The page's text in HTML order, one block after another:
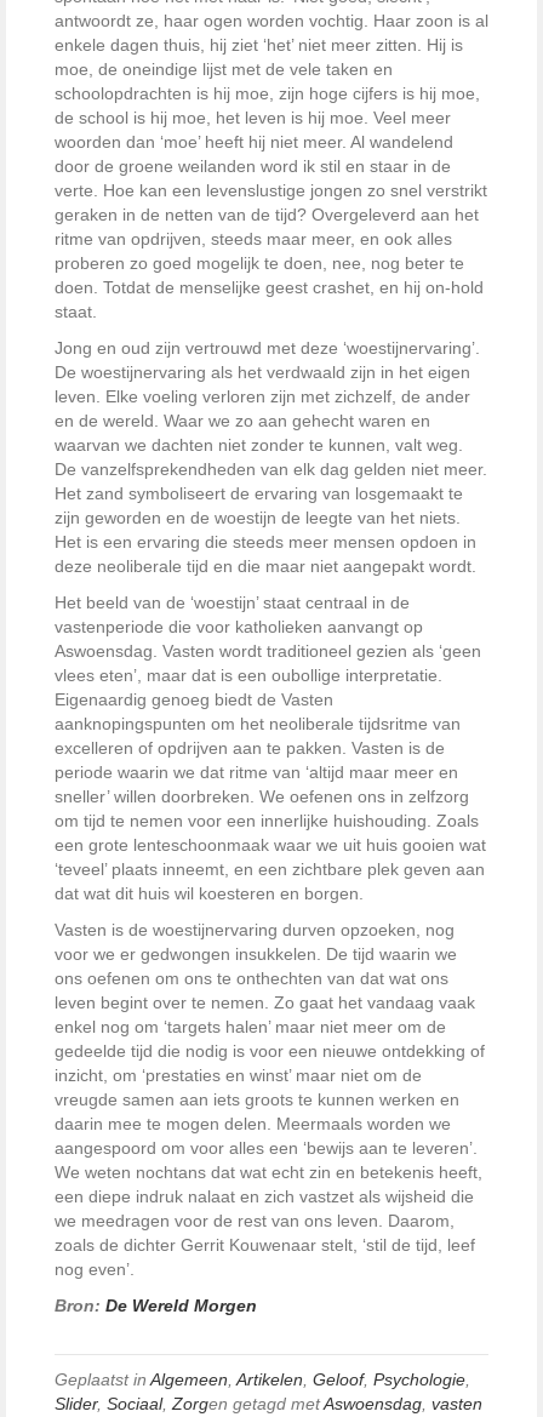
antwoordt ze, haar ogen worden vochtig. Haar zoon is al
enkele dagen thuis, hij ziet ‘het’ niet meer zitten. Hij is
moe, de oneindige lijst met de vele taken en
schoolopdrachten is hij moe, zijn hoge cijfers is hij moe,
de school is hij moe, het leven is hij moe. Veel meer
woorden dan ‘moe’ heeft hij niet meer. Al wandelend
door de groene weilanden word ik stil en staar in de
verte. Hoe kan een levenslustige jongen zo snel verstrikt
geraken in de netten van de tijd? Overgeleverd aan het
ritme van opdrijven, steeds maar meer, en ook alles
proberen zo goed mogelijk te doen, nee, nog beter te
doen. Totdat de menselijke geest crashet, en hij on-hold
staat.
Jong en oud zijn vertrouwd met deze ‘woestijnervaring’.
De woestijnervaring als het verdwaald zijn in het eigen
leven. Elke voeling verloren zijn met zichzelf, de ander
en de wereld. Waar we zo aan gehecht waren en
waarvan we dachten niet zonder te kunnen, valt weg.
De vanzelfsprekendheden van elk dag gelden niet meer.
Het zand symboliseert de ervaring van losgemaakt te
zijn geworden en de woestijn de leegte van het niets.
Het is een ervaring die steeds meer mensen opdoen in
deze neoliberale tijd en die maar niet aangepakt wordt.
Het beeld van de ‘woestijn’ staat centraal in de
vastenperiode die voor katholieken aanvangt op
Aswoensdag. Vasten wordt traditioneel gezien als ‘geen
vlees eten’, maar dat is een oubollige interpretatie.
Eigenaardig genoeg biedt de Vasten
aanknopingspunten om het neoliberale tijdsritme van
excelleren of opdrijven aan te pakken. Vasten is de
periode waarin we dat ritme van ‘altijd maar meer en
sneller’ willen doorbreken. We oefenen ons in zelfzorg
om tijd te nemen voor een innerlijke huishouding. Zoals
een grote lenteschoonmaak waar we uit huis gooien wat
‘teveel’ plaats inneemt, en een zichtbare plek geven aan
dat wat dit huis wil koesteren en borgen.
Vasten is de woestijnervaring durven opzoeken, nog
voor we er gedwongen insukkelen. De tijd waarin we
ons oefenen om ons te onthechten van dat wat ons
leven begint over te nemen. Zo gaat het vandaag vaak
enkel nog om ‘targets halen’ maar niet meer om de
gedeelde tijd die nodig is voor een nieuwe ontdekking of
inzicht, om ‘prestaties en winst’ maar niet om de
vreugde samen aan iets groots te kunnen werken en
daarin mee te mogen delen. Meermaals worden we
aangespoord om voor alles een ‘bewijs aan te leveren’.
We weten nochtans dat wat echt zin en betekenis heeft,
een diepe indruk nalaat en zich vastzet als wijsheid die
we meedragen voor de rest van ons leven. Daarom,
zoals de dichter Gerrit Kouwenaar stelt, ‘stil de tijd, leef
nog even’.
Bron: De Wereld Morgen
Geplaatst inAlgemeen,Artikelen, Geloof, Psychologie,
Slider, Sociaal,Zorgen getagd metAswoensdag, vasten